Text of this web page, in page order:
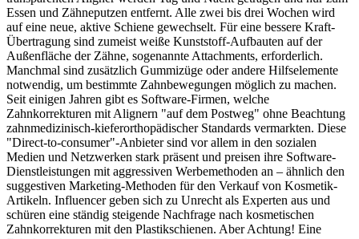
Essen und Zähneputzen entfernt. Alle zwei bis drei Wochen wird
auf eine neue, aktive Schiene gewechselt. Für eine bessere Kraft-
Übertragung sind zumeist weiße Kunststoff-Aufbauten auf der
Außenfläche der Zähne, sogenannte Attachments, erforderlich.
Manchmal sind zusätzlich Gummizüge oder andere Hilfselemente
notwendig, um bestimmte Zahnbewegungen möglich zu machen.
Seit einigen Jahren gibt es Software-Firmen, welche
Zahnkorrekturen mit Alignern "auf dem Postweg" ohne Beachtung
zahnmedizinisch-kieferorthopädischer Standards vermarkten. Diese
"Direct-to-consumer"-Anbieter sind vor allem in den sozialen
Medien und Netzwerken stark präsent und preisen ihre Software-
Dienstleistungen mit aggressiven Werbemethoden an – ähnlich den
suggestiven Marketing-Methoden für den Verkauf von Kosmetik-
Artikeln. Influencer geben sich zu Unrecht als Experten aus und
schüren eine ständig steigende Nachfrage nach kosmetischen
Zahnkorrekturen mit den Plastikschienen. Aber Achtung! Eine